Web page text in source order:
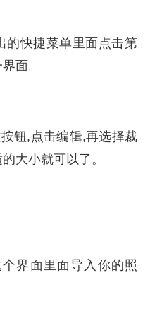
的快捷菜单里面点击第
面。
钮,点击编辑,再选择裁
大小就可以了。
界面里面导入你的照